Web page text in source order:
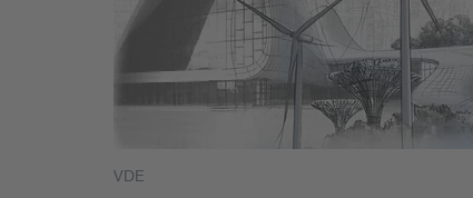
Mobility
Standards
VDE